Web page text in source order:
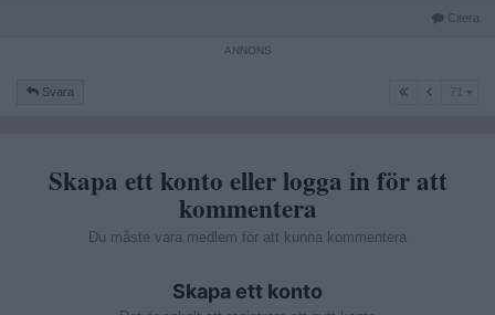
Citera
Svara
Skapa ett konto eller logga in för att
kommentera
Du måste vara medlem för att kunna kommentera
Skapa ett konto